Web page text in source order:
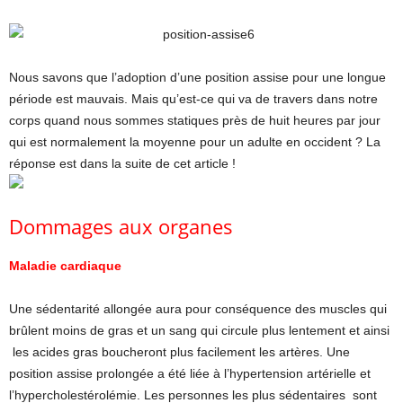
Nous savons que l’adoption d’une position assise pour une longue
période est mauvais. Mais qu’est-ce qui va de travers dans notre
corps quand nous sommes statiques près de huit heures par jour
qui est normalement la moyenne pour un adulte en occident ? La
réponse est dans la suite de cet article !
Dommages aux organes
Maladie cardiaque
Une sédentarité allongée aura pour conséquence des muscles qui
brûlent moins de gras et un sang qui circule plus lentement et ainsi
les acides gras boucheront plus facilement les artères. Une
position assise prolongée a été liée à l’hypertension artérielle et
l’hypercholestérolémie. Les personnes les plus sédentaires sont